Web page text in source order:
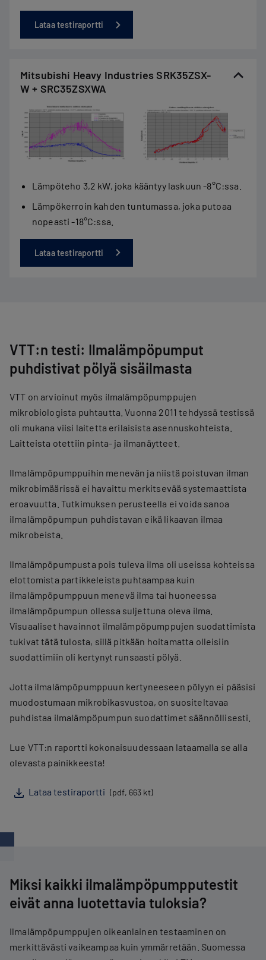
Lataa testiraportti
Mitsubishi Heavy Industries SRK35ZSX-
W + SRC35ZSXWA
Lämpöteho 3,2 kW, joka kääntyy laskuun -8°C:ssa.
Lämpökerroin kahden tuntumassa, joka putoaa
nopeasti -18°C:ssa.
Lataa testiraportti
VTT:n testi: Ilmalämpöpumput
puhdistivat pölyä sisäilmasta
VTT on arvioinut myös ilmalämpöpumppujen
mikrobiologista puhtautta. Vuonna 2011 tehdyssä testissä
oli mukana viisi laitetta erilaisista asennuskohteista.
Laitteista otettiin pinta- ja ilmanäytteet.
Ilmalämpöpumppuihin menevän ja niistä poistuvan ilman
mikrobimäärissä ei havaittu merkitsevää systemaattista
eroavuutta. Tutkimuksen perusteella ei voida sanoa
ilmalämpöpumpun puhdistavan eikä likaavan ilmaa
mikrobeista.
Ilmalämpöpumpusta pois tuleva ilma oli useissa kohteissa
elottomista partikkeleista puhtaampaa kuin
ilmalämpöpumppuun menevä ilma tai huoneessa
ilmalämpöpumpun ollessa suljettuna oleva ilma.
Visuaaliset havainnot ilmalämpöpumppujen suodattimista
tukivat tätä tulosta, sillä pitkään hoitamatta olleisiin
suodattimiin oli kertynyt runsaasti pölyä.
Jotta ilmalämpöpumppuun kertyneeseen pölyyn ei pääsisi
muodostumaan mikrobikasvustoa, on suositeltavaa
puhdistaa ilmalämpöpumpun suodattimet säännöllisesti.
Lue VTT:n raportti kokonaisuudessaan lataamalla se alla
olevasta painikkeesta!
Lataa testiraportti (pdf, 663 kt)
Miksi kaikki ilmalämpöpumpputestit
eivät anna luotettavia tuloksia?
Ilmalämpöpumppujen oikeanlainen testaaminen on
merkittävästi vaikeampaa kuin ymmärretään. Suomessa